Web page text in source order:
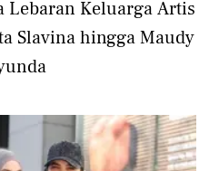
Lebaran Keluarga Artis
Slavina hingga Maudy